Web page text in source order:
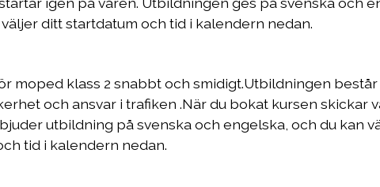
ditt startdatum och tid i kalendern nedan.
moped klass 2 snabbt och smidigt.Utbildningen
och ansvar i trafiken .När du bokat kursen skickar
utbildning på svenska och engelska, och du kan
tid i kalendern nedan.